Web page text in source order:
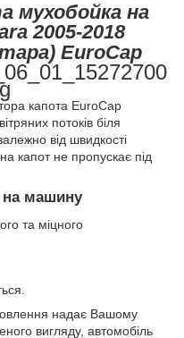
мухобойка на
2005-2018
EuroCap
капота EuroCap
потоків біля
від швидкості
капот не пропускає під
на машину
та міцного
надає Вашому
вигляду, автомобіль